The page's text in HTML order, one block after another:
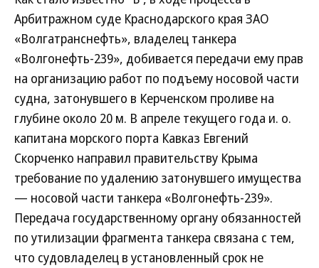
Арбитражном суде Краснодарского края ЗАО
«Волгатранснефть», владелец танкера
«Волгонефть-239», добивается передачи ему прав
на организацию работ по подъему носовой части
судна, затонувшего в Керченском проливе на
глубине около 20 м. В апреле текущего года и. о.
капитана морского порта Кавказ Евгений
Скорченко направил правительству Крыма
требование по удалению затонувшего имущества
— носовой части танкера «Волгонефть-239».
Передача государственному органу обязанностей
по утилизации фрагмента танкера связана с тем,
что судовладелец в установленный срок не